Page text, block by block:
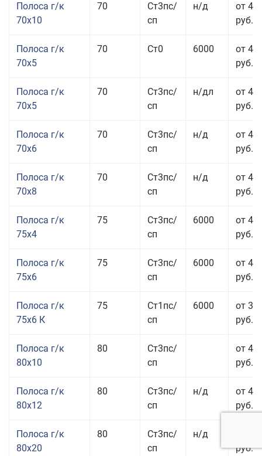
Полоса г/к
70x10
70
Ст3пс/
сп
н/д
от 42
руб.
Полоса г/к
70x5
70 Ст0 6000
от 44
руб.
Полоса г/к
70x5
70
Ст3пс/
сп
н/дл
от 44
руб.
Полоса г/к
70x6
70
Ст3пс/
сп
н/д
от 43
руб.
Полоса г/к
70x8
70
Ст3пс/
сп
н/д
от 43
руб.
Полоса г/к
75x4
75
Ст3пс/
сп
6000
от 42
руб.
Полоса г/к
75x6
75
Ст3пс/
сп
6000
от 42
руб.
Полоса г/к
75x6 К
75
Ст1пс/
сп
6000
от 35
руб.
Полоса г/к
80x10
80
Ст3пс/
сп
от 43
руб.
Полоса г/к
80x12
80
Ст3пс/
сп
н/д
от 45
руб.
Полоса г/к
80x20
80
Ст3пс/
сп
н/д
руб.